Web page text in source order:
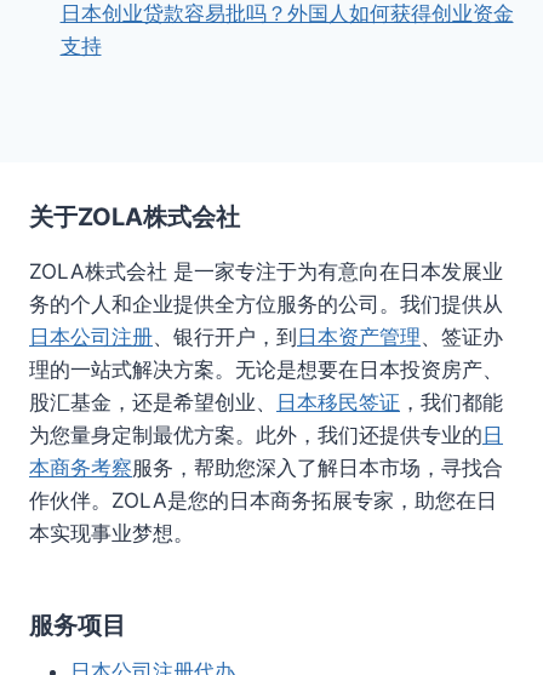
日本创业贷款容易批吗？外国人如何获得创业资金
支持
关于ZOLA株式会社
ZOLA株式会社 是一家专注于为有意向在日本发展业
务的个人和企业提供全方位服务的公司。我们提供从
日本公司注册、银行开户，到日本资产管理、签证办
理的一站式解决方案。无论是想要在日本投资房产、
股汇基金，还是希望创业、 日本移民签证 ，我们都能
为您量身定制最优方案。此外，我们还提供专业的日
本商务考察服务，帮助您深入了解日本市场，寻找合
作伙伴。ZOLA是您的日本商务拓展专家，助您在日
本实现事业梦想。
服务项目